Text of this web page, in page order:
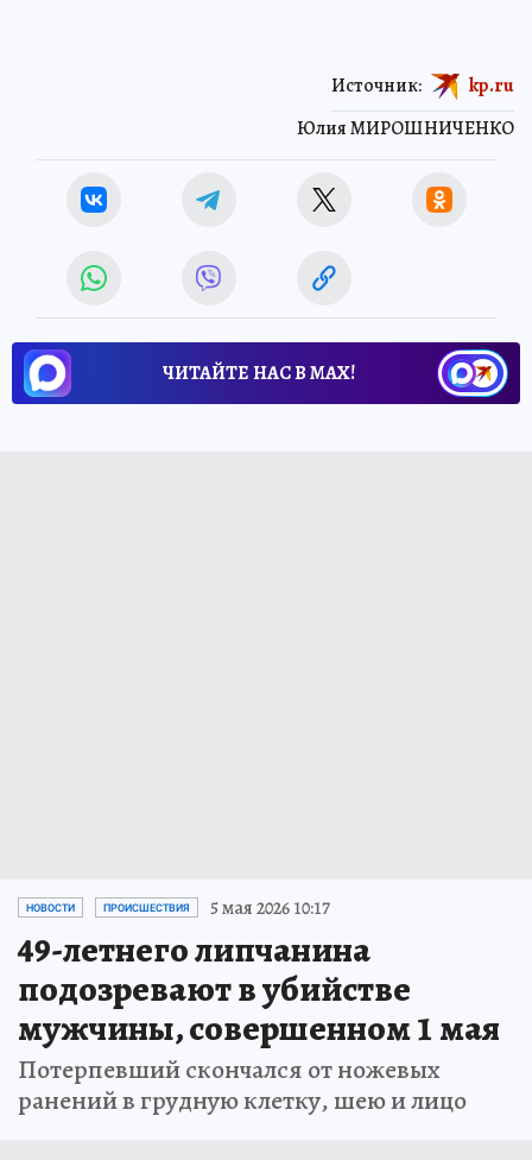
Юлия МИРОШНИЧЕНКО
Источник: kp.ru
ЧИТАЙТЕ НАС В МАХ!
НОВОСТИ ПРОИСШЕСТВИЯ 5 мая 2026 10:17
49-летнего липчанина
подозревают в убийстве
мужчины, совершенном 1 мая
Потерпевший скончался от ножевых
ранений в грудную клетку, шею и лицо